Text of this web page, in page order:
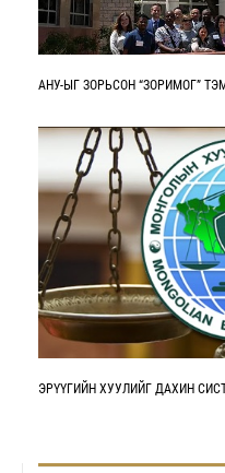
АНУ-ЫГ ЗОРЬСОН “ЗОРИМОГ”
ЭРҮҮГИЙН ХУУЛИЙГ ДАХИН